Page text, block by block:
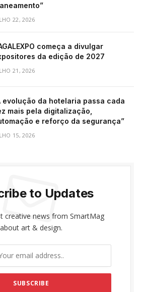
22, 2026
começa a divulgar
da edição de 2027
21, 2026
evolução da hotelaria passa cada
mais pela digitalização,
e reforço da segurança”
15, 2026
to Updates
creative news from SmartMag
about art & design.